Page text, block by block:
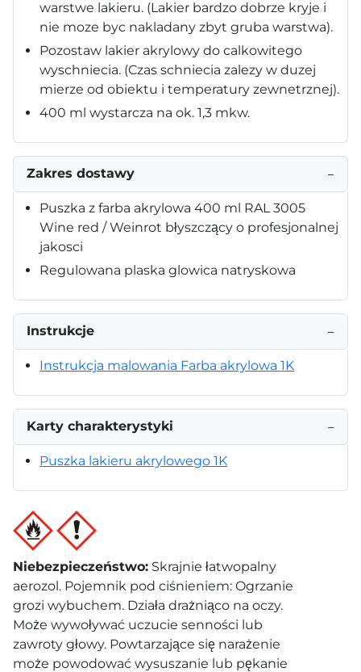
warstwe lakieru. (Lakier bardzo dobrze kryje i
nie moze byc nakladany zbyt gruba warstwa).
Pozostaw lakier akrylowy do calkowitego
wyschniecia. (Czas schniecia zalezy w duzej
mierze od obiektu i temperatury zewnetrznej).
400 ml wystarcza na ok. 1,3 mkw.
Zakres dostawy −
Puszka z farba akrylowa 400 ml RAL 3005
Wine red / Weinrot błyszczący o profesjonalnej
jakosci
Regulowana plaska glowica natryskowa
Instrukcje −
Instrukcja malowania Farba akrylowa 1K
Karty charakterystyki −
Puszka lakieru akrylowego 1K
Niebezpieczeństwo: Skrajnie łatwopalny
aerozol. Pojemnik pod ciśnieniem: Ogrzanie
grozi wybuchem. Działa drażniąco na oczy.
Może wywoływać uczucie senności lub
zawroty głowy. Powtarzające się narażenie
może powodować wysuszanie lub pękanie